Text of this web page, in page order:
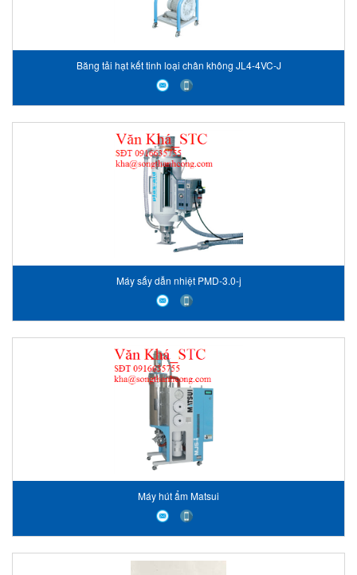
Băng tải hạt kết tinh loại chân không JL4-4VC-J
Máy sấy dẫn nhiệt PMD-3.0-j
Máy hút ẩm Matsui